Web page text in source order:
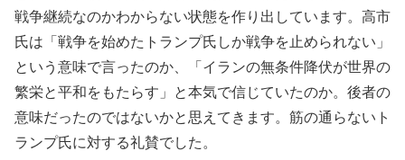
戦争継続なのかわからない状態を作り出しています。高市
氏は「戦争を始めたトランプ氏しか戦争を止められない」
という意味で言ったのか、「イランの無条件降伏が世界の
繁栄と平和をもたらす」と本気で信じていたのか。後者の
意味だったのではないかと思えてきます。筋の通らないト
ランプ氏に対する礼賛でした。